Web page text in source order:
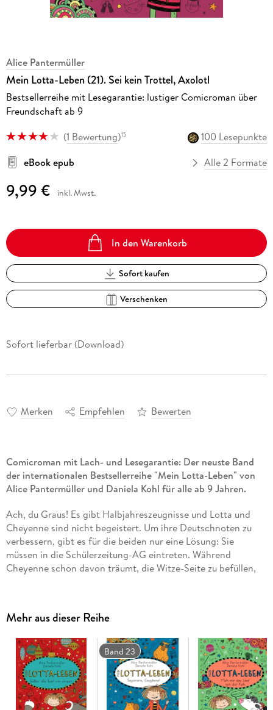
Alice Pantermüller
Mein Lotta-Leben (21). Sei kein Trottel, Axolotl
Bestsellerreihe mit Lesegarantie: lustiger Comicroman über
Freundschaft ab 9
(1 Bewertung)15
100 Lesepunkte
eBook epub
Alle 2 Formate
9,99 € inkl. Mwst.
In den Warenkorb
Sofort kaufen
Verschenken
Sofort lieferbar (Download)
Merken Empfehlen Bewerten
Comicroman mit Lach- und Lesegarantie: Der neuste Band
der internationalen Bestsellerreihe "Mein Lotta-Leben" von
Alice Pantermüller und Daniela Kohl für alle ab 9 Jahren.
Ach, du Graus! Es gibt Halbjahreszeugnisse und Lotta und
Cheyenne sind nicht begeistert. Um ihre Deutschnoten zu
verbessern, gibt es für die beiden nur eine Lösung: Sie
müssen in die Schülerzeitung-AG eintreten. Während
Cheyenne schon davon träumt, die Witze-Seite zu befüllen,
Dealerin auf die Spur! Endlich haben sie die Chance zu
richtigem,infestativen Journalismus (oder wie das heißt). Blöd
nur, dass die Dealerin aussieht wie ihre Lehrerin Frau Kackert
. . .
In gewohnter und geliebter Gestaltung der "Mein Lotta-
Leben"-Reihe: Mit hohem Illustrationsanteil zum Selbstlesen
Mehr aus dieser Reihe
Band 23